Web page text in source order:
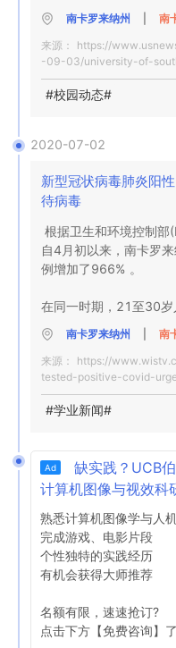
周，1017名学生和9名
阳性率为27.7% ，职工
该校校长鲍勃 · 卡斯伦
了越来越多的校园病例
多，一些学生在校外的
南卡罗来纳州
南
来源： https://
-09-03/university-of-
-cases-in-one-week
#校园动态#
2020-07-02
新型冠状病毒肺炎阳
待病毒
根据卫生和环境控制部
自4月初以来，南卡罗
例增加了966% 。
在同一时期，21至30岁
南卡罗来纳州
南
来源： https://
tested-positive-covid-
#学业新闻#
Ad
缺实践？UCB
计算机图像与视效科
熟悉计算机图像学与人
完成游戏、电影片段
个性独特的实践经历
有机会获得大师推荐
名额有限，速速抢订?
点击下方【免费咨询】